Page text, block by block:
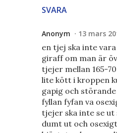
SVARA
Anonym 13 mars
en tjej ska inte
giraff om man är
tjejer mellan 165-
lite kött i kroppen
gapig och
fyllan fyfan va
tjejer ska inte se
dumt ut och